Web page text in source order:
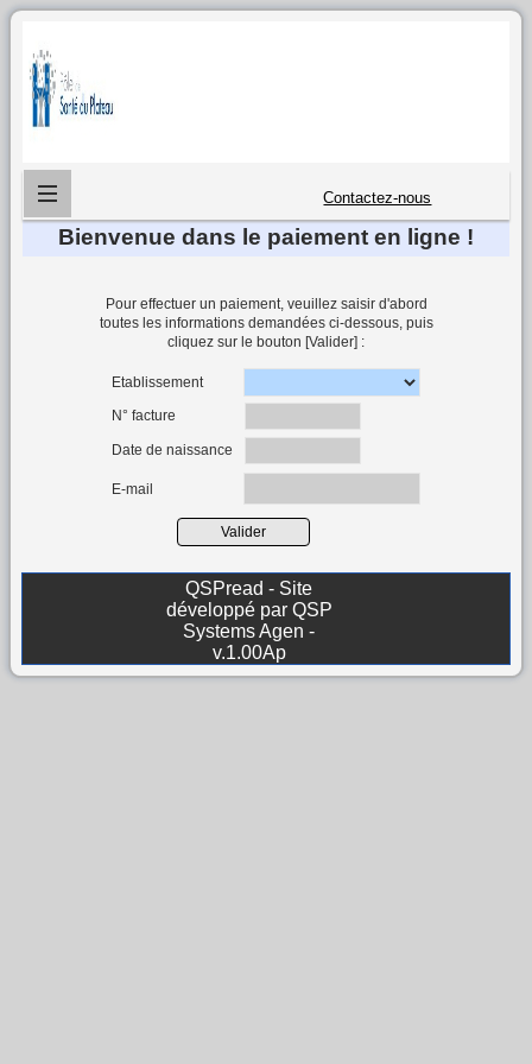
Contactez-nous
Bienvenue dans le paiement en ligne !
Pour effectuer un paiement, veuillez saisir d'abord
toutes les informations demandées ci-dessous, puis
cliquez sur le bouton [Valider] :
Etablissement
N° facture
Date de naissance
E-mail
Valider
QSPread - Site
développé par QSP
Systems Agen -
v.1.00Ap